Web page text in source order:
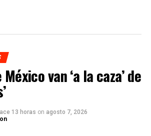
van ‘a la caza’ de
13 horas on agosto 7, 2026